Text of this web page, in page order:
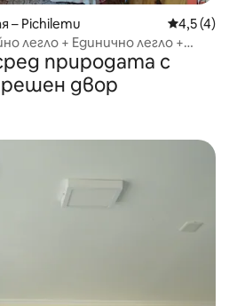
– Pichilemu Средна
4,5 (4)
легло + Единично легло +
природата с
двор